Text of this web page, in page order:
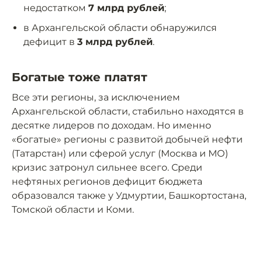
недостатком 7 млрд рублей;
в Архангельской области обнаружился
дефицит в 3 млрд рублей.
Богатые тоже платят
Все эти регионы, за исключением
Архангельской области, стабильно находятся в
десятке лидеров по доходам. Но именно
«богатые» регионы с развитой добычей нефти
(Татарстан) или сферой услуг (Москва и МО)
кризис затронул сильнее всего. Среди
нефтяных регионов дефицит бюджета
образовался также у Удмуртии, Башкортостана,
Томской области и Коми.